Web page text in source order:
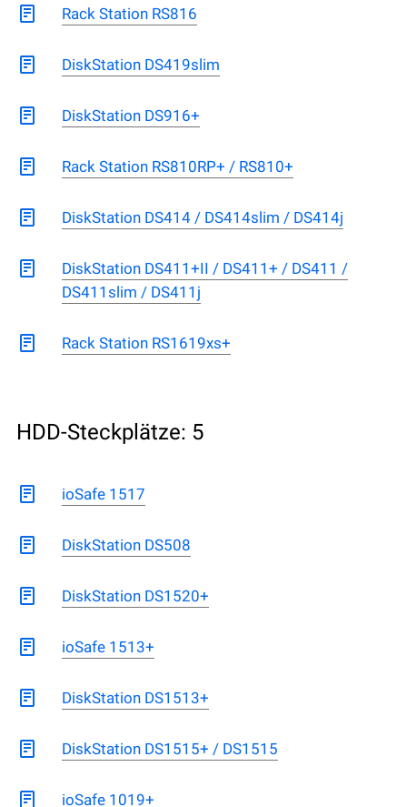
Rack Station RS816
DiskStation DS419slim
DiskStation DS916+
Rack Station RS810RP+ / RS810+
DiskStation DS414 / DS414slim / DS414j
DiskStation DS411+II / DS411+ / DS411 /
DS411slim / DS411j
Rack Station RS1619xs+
HDD-Steckplätze: 5
ioSafe 1517
DiskStation DS508
DiskStation DS1520+
ioSafe 1513+
DiskStation DS1513+
DiskStation DS1515+ / DS1515
ioSafe 1019+